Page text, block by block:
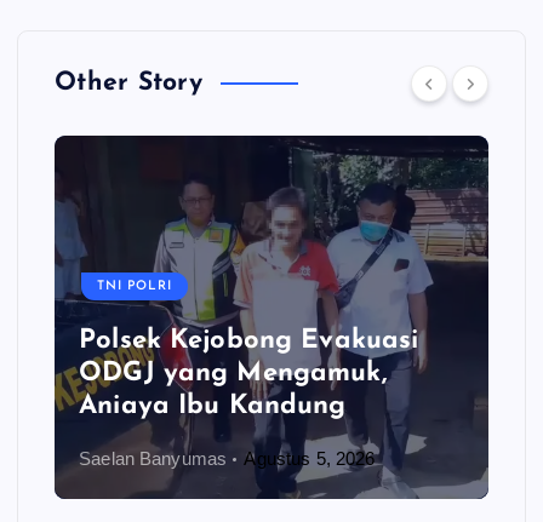
Other Story
TNI POLRI
Polsek Kejobong Evakuasi
ODGJ yang Mengamuk,
Aniaya Ibu Kandung
Saelan Banyumas Agustus 5, 2026